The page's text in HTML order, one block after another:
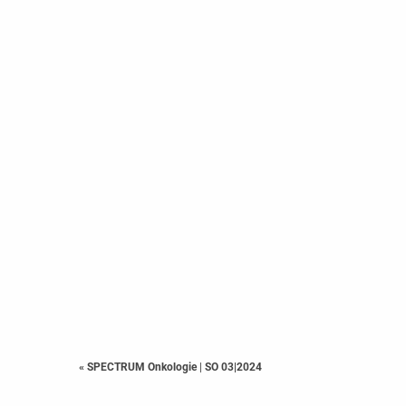
« SPECTRUM Onkologie | SO 03|2024